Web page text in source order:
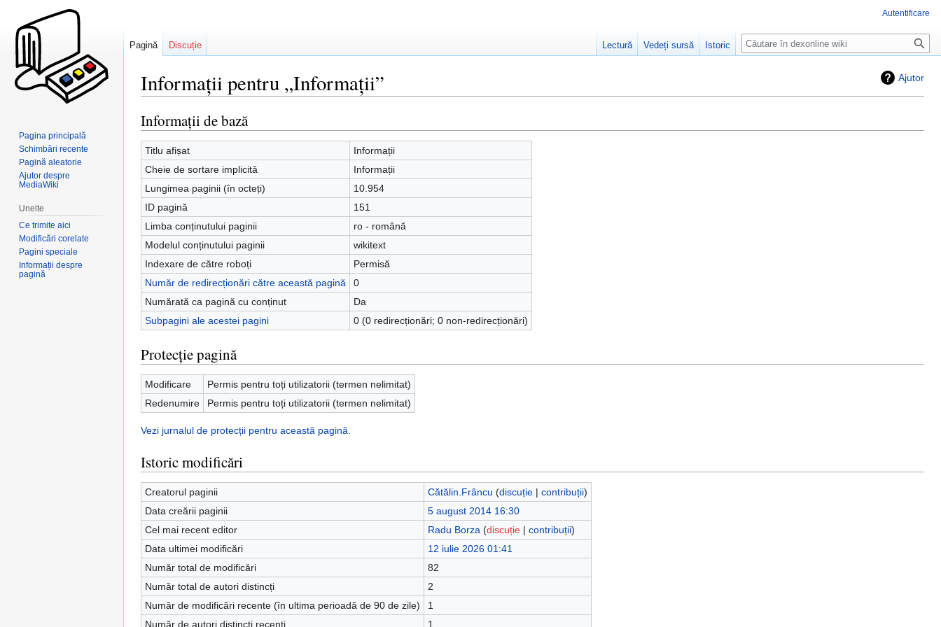
Ajutor
Informații pentru „Informații”
Sari
la
navigare
Sari
la
căutare
Informații de bază
Titlu afișat
Informații
Cheie de sortare implicită
Informații
Lungimea paginii (în octeți)
10.954
ID pagină
151
Limba conținutului paginii
ro - română
Modelul conținutului paginii
wikitext
Indexare de către roboți
Permisă
Număr de redirecționări către această pagină
0
Numărată ca pagină cu conținut
Da
Subpagini ale acestei pagini
0 (0 redirecționări; 0 non-redirecționări)
Protecție pagină
Modificare
Permis pentru toți utilizatorii (termen nelimitat)
Redenumire
Permis pentru toți utilizatorii (termen nelimitat)
Vezi jurnalul de protecții pentru această pagină.
Istoric modificări
Creatorul paginii Cătălin.Frâncu (discuție | contribuții)
Data creării paginii
5 august 2014 16:30
Cel mai recent editor
Radu Borza (discuție | contribuții)
Data ultimei modificări
12 iulie 2026 01:41
Număr total de modificări
82
Număr total de autori distincți
2
Număr de modificări recente (în ultima perioadă de 90 de zile)
1
Număr de autori distincți recenți
1
Autentificare
Pagină Discuție Lectură Vedeți sursă Istoric Căutare
Pagina principală
Schimbări recente
Pagină aleatorie
Ajutor despre
MediaWiki
Unelte
Ce trimite aici
Modificări corelate
Pagini speciale
Informații despre
pagină